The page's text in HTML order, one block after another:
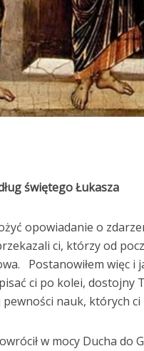
świętego Łukasza
opowiadanie o
ci, którzy od
Postanowiłem więc i
ci po kolei, dostojny
nauk, których
w mocy Ducha do